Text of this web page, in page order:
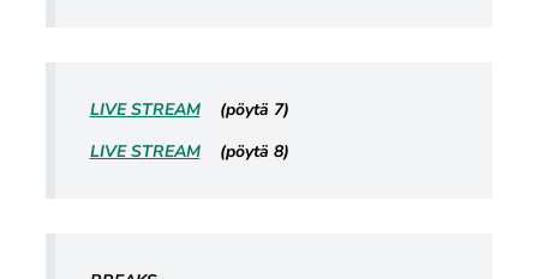
LIVE STREAM(pöytä 7)
LIVE STREAM(pöytä 8)